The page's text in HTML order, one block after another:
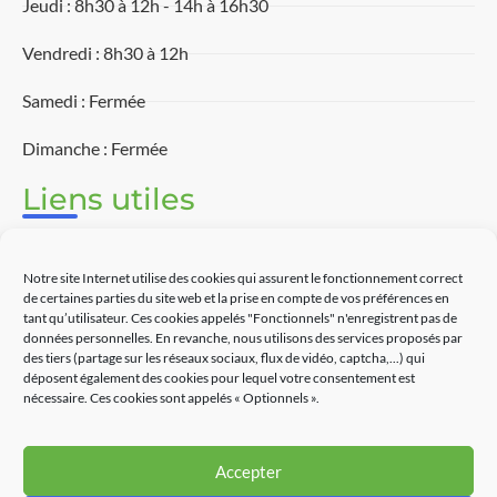
Notre site Internet utilise des cookies qui assurent le fonctionnement correct
de certaines parties du site web et la prise en compte de vos préférences en
tant qu’utilisateur. Ces cookies appelés "Fonctionnels" n'enregistrent pas de
données personnelles. En revanche, nous utilisons des services proposés par
des tiers (partage sur les réseaux sociaux, flux de vidéo, captcha,...) qui
déposent également des cookies pour lequel votre consentement est
nécessaire. Ces cookies sont appelés « Optionnels ».
Accepter
Jeudi : 8h30 à 12h - 14h à 16h30
Vendredi : 8h30 à 12h
Samedi : Fermée
Dimanche : Fermée
Liens utiles
Découvrir Touët-sur-Var
Commerces
Contact